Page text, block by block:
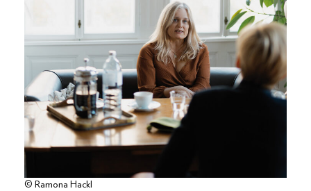
© Ramona Hackl